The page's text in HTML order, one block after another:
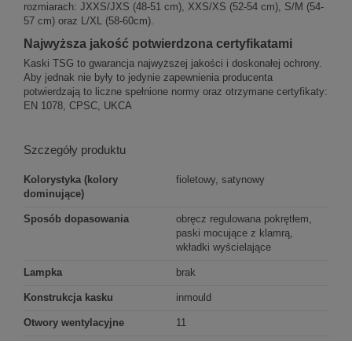
rozmiarach: JXXS/JXS (48-51 cm), XXS/XS (52-54 cm), S/M (54-
57 cm) oraz L/XL (58-60cm).
Najwyższa jakość potwierdzona certyfikatami
Kaski TSG to gwarancja najwyższej jakości i doskonałej ochrony.
Aby jednak nie były to jedynie zapewnienia producenta
potwierdzają to liczne spełnione normy oraz otrzymane certyfikaty:
EN 1078, CPSC, UKCA
Szczegóły produktu
Kolorystyka (kolory
dominujące)
fioletowy, satynowy
Sposób dopasowania
obręcz regulowana pokrętłem,
paski mocujące z klamrą,
wkładki wyścielające
Lampka brak
Konstrukcja kasku inmould
Otwory wentylacyjne 11